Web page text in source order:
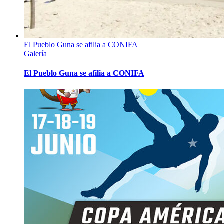
El Pueblo Guna se afilia a CONIFA
Galería
El Pueblo Guna se afilia a CONIFA